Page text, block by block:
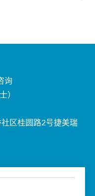
询
）
区桂圆路2号捷美瑞